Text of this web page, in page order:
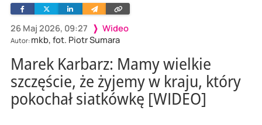
26 Maj 2026, 09:27 Wideo
Autor: mkb, fot. Piotr Sumara
FacebookTwitterLinkedinWyślij
e-
Skopiuj
link
Marek Karbarz: Mamy wielkie
szczęście, że żyjemy w kraju, który
pokochał siatkówkę [WIDEO]